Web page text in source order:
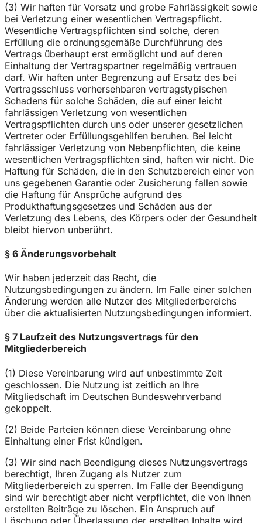
(3) Wir haften für Vorsatz und grobe Fahrlässigkeit sowie
bei Verletzung einer wesentlichen Vertragspflicht.
Wesentliche Vertragspflichten sind solche, deren
Erfüllung die ordnungsgemäße Durchführung des
Vertrags überhaupt erst ermöglicht und auf deren
Einhaltung der Vertragspartner regelmäßig vertrauen
darf. Wir haften unter Begrenzung auf Ersatz des bei
Vertragsschluss vorhersehbaren vertragstypischen
Schadens für solche Schäden, die auf einer leicht
fahrlässigen Verletzung von wesentlichen
Vertragspflichten durch uns oder unserer gesetzlichen
Vertreter oder Erfüllungsgehilfen beruhen. Bei leicht
fahrlässiger Verletzung von Nebenpflichten, die keine
wesentlichen Vertragspflichten sind, haften wir nicht. Die
Haftung für Schäden, die in den Schutzbereich einer von
uns gegebenen Garantie oder Zusicherung fallen sowie
die Haftung für Ansprüche aufgrund des
Produkthaftungsgesetzes und Schäden aus der
Verletzung des Lebens, des Körpers oder der Gesundheit
bleibt hiervon unberührt.
§ 6 Änderungsvorbehalt
Wir haben jederzeit das Recht, die
Nutzungsbedingungen zu ändern. Im Falle einer solchen
Änderung werden alle Nutzer des Mitgliederbereichs
über die aktualisierten Nutzungsbedingungen informiert.
§ 7 Laufzeit des Nutzungsvertrags für den
Mitgliederbereich
(1) Diese Vereinbarung wird auf unbestimmte Zeit
geschlossen. Die Nutzung ist zeitlich an Ihre
Mitgliedschaft im Deutschen Bundeswehrverband
gekoppelt.
(2) Beide Parteien können diese Vereinbarung ohne
Einhaltung einer Frist kündigen.
(3) Wir sind nach Beendigung dieses Nutzungsvertrags
berechtigt, Ihren Zugang als Nutzer zum
Mitgliederbereich zu sperren. Im Falle der Beendigung
sind wir berechtigt aber nicht verpflichtet, die von Ihnen
erstellten Beiträge zu löschen. Ein Anspruch auf
Löschung oder Überlassung der erstellten Inhalte wird